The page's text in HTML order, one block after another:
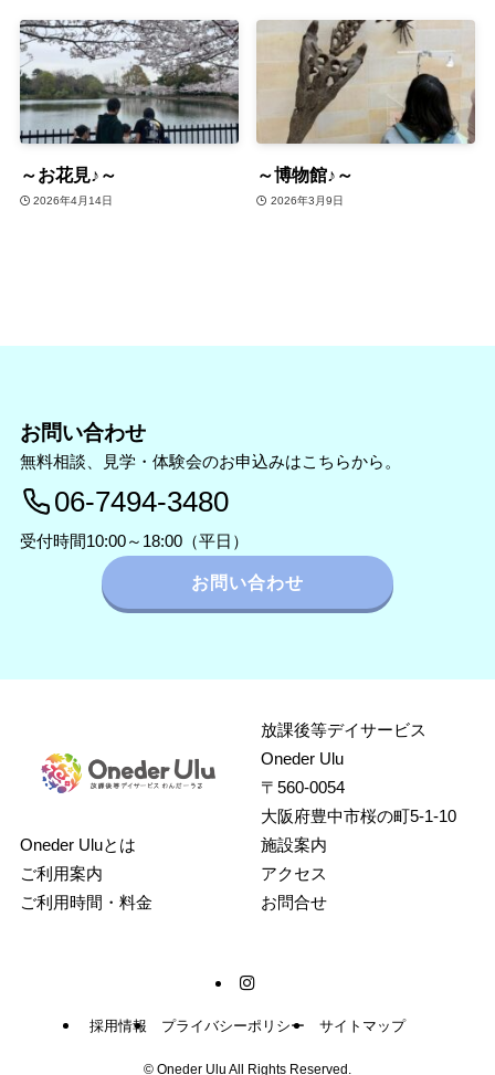
～お花見♪～
2026年4月14日
～博物館♪～
2026年3月9日
お問い合わせ
無料相談、見学・体験会のお申込みはこちらから。
06-7494-3480
受付時間10:00～18:00（平日）
お問い合わせ
放課後等デイサービス
Oneder Ulu
〒560-0054
大阪府豊中市桜の町5-1-10
Oneder Uluとは
ご利用案内
ご利用時間・料金
施設案内
アクセス
お問合せ
採用情報 プライバシーポリシー サイトマップ
© Oneder Ulu All Rights Reserved.